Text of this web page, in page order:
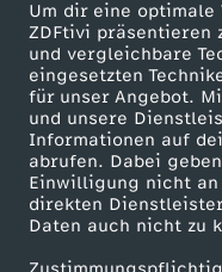
Um dir eine optimale
ZDFtivi präsentieren
und vergleichbare
eingesetzten
für unser Angebot.
und unsere
Informationen auf
abrufen. Dabei
Einwilligung nicht
direkten
Daten auch nicht zu
h
-
M
ü
t
Mehr ZDF
ZDF-Apps
Smart TV
ZDFtext
Livestreams